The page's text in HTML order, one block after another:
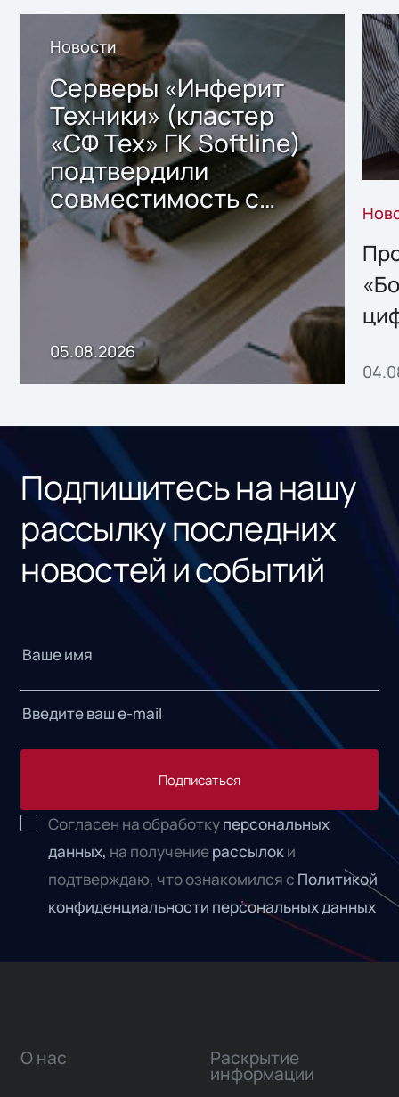
Новости
Серверы «Инферит
Техники» (кластер
«СФ Тех» ГК Softline)
подтвердили
совместимость с
решением Sharx
Storage 2.x для
хранения данных
05.08.2026
Подпишитесь на нашу
рассылку последних
новостей и событий
Подписаться
Согласен на обработкуперсональных
данных, на получениерассылоки
подтверждаю, что ознакомился с Политикой
конфиденциальности персональных данных
О нас Раскрытие
информации